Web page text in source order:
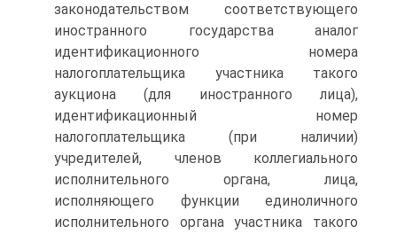
законодательством соответствующего
иностранного государства аналог
идентификационного номера
налогоплательщика участника такого
аукциона (для иностранного лица),
идентификационный номер
налогоплательщика (при наличии)
учредителей, членов коллегиального
исполнительного органа, лица,
исполняющего функции единоличного
исполнительного органа участника такого